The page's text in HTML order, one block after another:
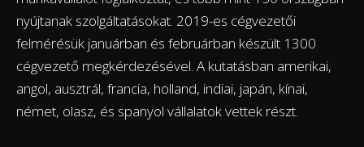
nyújtanak szolgáltatásokat. 2019-es cégvezetői
felmérésük januárban és februárban készült 1300
cégvezető megkérdezésével. A kutatásban amerikai,
angol, ausztrál, francia, holland, indiai, japán, kínai,
német, olasz, és spanyol vállalatok vettek részt.